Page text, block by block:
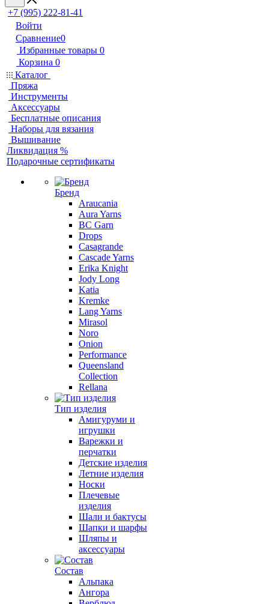
+7 (995) 222-81-41
Войти
Сравнение0
Избранные товары 0
Корзина 0
Каталог
Пряжа
Инструменты
Аксессуары
Бесплатные описания
Наборы для вязания
Вышивание
Ликвидация %
Подарочные сертификаты
Бренд
Araucania
Aura Yarns
BC Garn
Drops
Casagrande
Cascade Yarns
Erika Knight
Jody Long
Katia
Kremke
Lang Yarns
Mirasol
Noro
Onion
Performance
Queensland
Collection
Rellana
Тип изделия
Амигуруми и
игрушки
Варежки и
перчатки
Детские изделия
Летние изделия
Носки
Плечевые
изделия
Шали и бактусы
Шапки и шарфы
Шляпы и
аксессуары
Состав
Альпака
Ангора